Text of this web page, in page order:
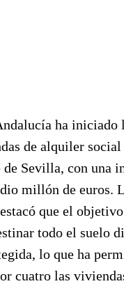
ha iniciado
de alquiler
Sevilla, con una
millón de euros.
que el
todo el suelo
lo que ha
cuatro las